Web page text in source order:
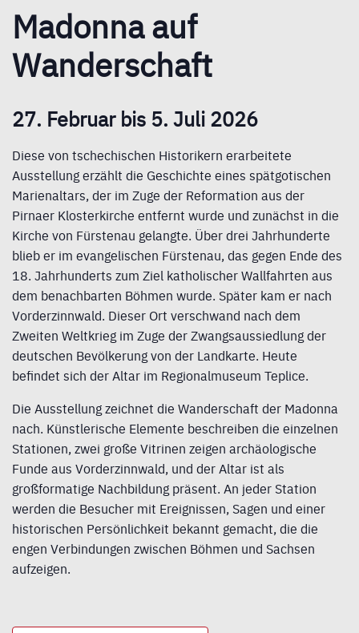
Madonna auf
Wanderschaft
27. Februar bis 5. Juli 2026
Diese von tschechischen Historikern erarbeitete
Ausstellung erzählt die Geschichte eines spätgotischen
Marienaltars, der im Zuge der Reformation aus der
Pirnaer Klosterkirche entfernt wurde und zunächst in die
Kirche von Fürstenau gelangte. Über drei Jahrhunderte
blieb er im evangelischen Fürstenau, das gegen Ende des
18. Jahrhunderts zum Ziel katholischer Wallfahrten aus
dem benachbarten Böhmen wurde. Später kam er nach
Vorderzinnwald. Dieser Ort verschwand nach dem
Zweiten Weltkrieg im Zuge der Zwangsaussiedlung der
deutschen Bevölkerung von der Landkarte. Heute
befindet sich der Altar im Regionalmuseum Teplice.
Die Ausstellung zeichnet die Wanderschaft der Madonna
nach. Künstlerische Elemente beschreiben die einzelnen
Stationen, zwei große Vitrinen zeigen archäologische
Funde aus Vorderzinnwald, und der Altar ist als
großformatige Nachbildung präsent. An jeder Station
werden die Besucher mit Ereignissen, Sagen und einer
historischen Persönlichkeit bekannt gemacht, die die
engen Verbindungen zwischen Böhmen und Sachsen
aufzeigen.